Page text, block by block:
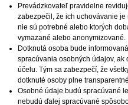
Prevádzkovateľ pravidelne
zabezpečil, že ich uchovávanie
nie sú potrebné alebo ktorých
vymazané alebo anonymizované.
Dotknutá osoba bude
spracúvania osobných údajov,
účelu. Tým sa zabezpečí, že
dotknuté osoby plne transparentné.
Osobné údaje budú spracúvané
nebudú ďalej spracúvané